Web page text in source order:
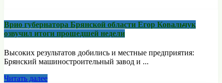
Врио губернатора Брянской области Егор Ковальчук
озвучил итоги прошедшей недели
Высоких результатов добились и местные предприятия:
Брянский машиностроительный завод и ...
Читать далее